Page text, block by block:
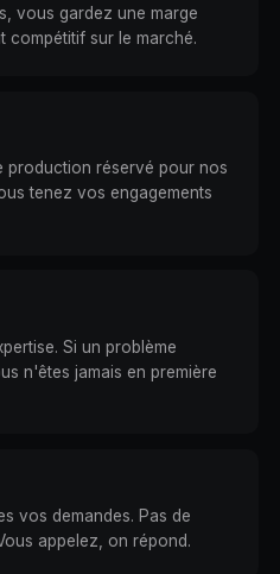
vous gardez une marge
compétitif sur le marché.
production réservé pour nos
tenez vos engagements
Si un problème
n'êtes jamais en première
vos demandes. Pas de
appelez, on répond.